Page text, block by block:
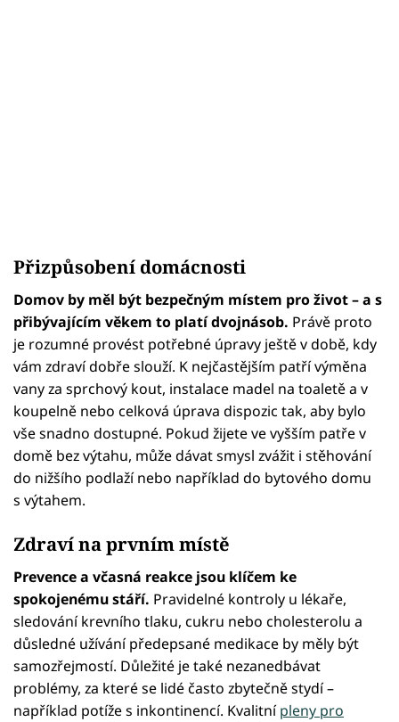
Přizpůsobení domácnosti
Domov by měl být bezpečným místem pro život – a s
přibývajícím věkem to platí dvojnásob. Právě proto
je rozumné provést potřebné úpravy ještě v době, kdy
vám zdraví dobře slouží. K nejčastějším patří výměna
vany za sprchový kout, instalace madel na toaletě a v
koupelně nebo celková úprava dispozic tak, aby bylo
vše snadno dostupné. Pokud žijete ve vyšším patře v
domě bez výtahu, může dávat smysl zvážit i stěhování
do nižšího podlaží nebo například do bytového domu
s výtahem.
Zdraví na prvním místě
Prevence a včasná reakce jsou klíčem ke
spokojenému stáří. Pravidelné kontroly u lékaře,
sledování krevního tlaku, cukru nebo cholesterolu a
důsledné užívání předepsané medikace by měly být
samozřejmostí. Důležité je také nezanedbávat
problémy, za které se lidé často zbytečně stydí –
například potíže s inkontinencí. Kvalitnípleny pro